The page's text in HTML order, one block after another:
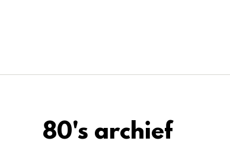
80's archief